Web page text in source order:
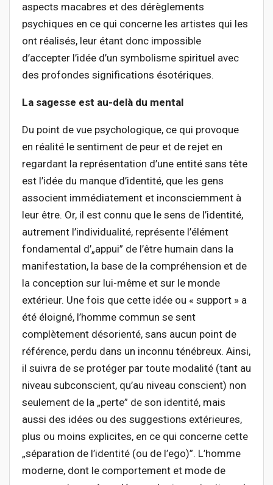
aspects macabres et des dérèglements
psychiques en ce qui concerne les artistes qui les
ont réalisés, leur étant donc impossible
d’accepter l’idée d’un symbolisme spirituel avec
des profondes significations ésotériques.
La sagesse est au-delà du mental
Du point de vue psychologique, ce qui provoque
en réalité le sentiment de peur et de rejet en
regardant la représentation d’une entité sans tête
est l’idée du manque d’identité, que les gens
associent immédiatement et inconsciemment à
leur être. Or, il est connu que le sens de l’identité,
autrement l’individualité, représente l’élément
fondamental d’„appui” de l’être humain dans la
manifestation, la base de la compréhension et de
la conception sur lui-même et sur le monde
extérieur. Une fois que cette idée ou « support » a
été éloigné, l’homme commun se sent
complètement désorienté, sans aucun point de
référence, perdu dans un inconnu ténébreux. Ainsi,
il suivra de se protéger par toute modalité (tant au
niveau subconscient, qu’au niveau conscient) non
seulement de la „perte” de son identité, mais
aussi des idées ou des suggestions extérieures,
plus ou moins explicites, en ce qui concerne cette
„séparation de l’identité (ou de l’ego)”. L’homme
moderne, dont le comportement et mode de